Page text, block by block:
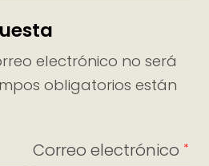
electrónico no será
obligatorios están
Correo electrónico *